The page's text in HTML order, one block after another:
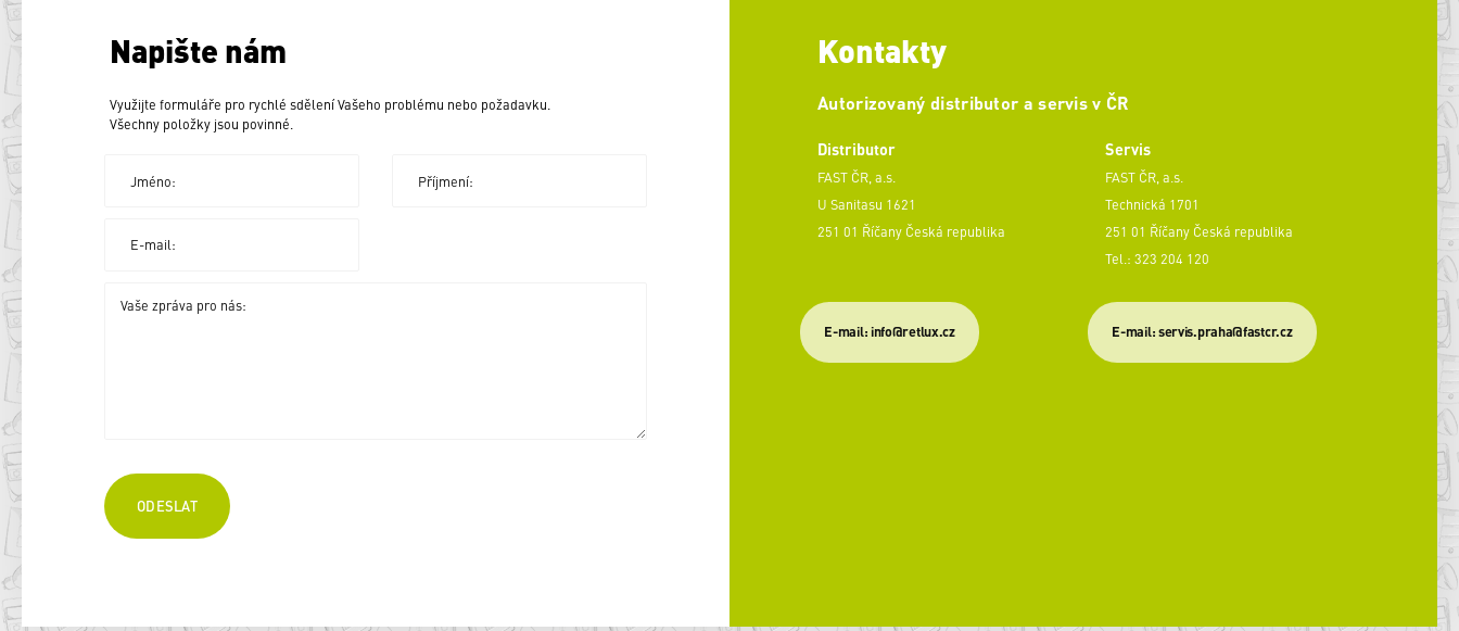
Napište nám
Využijte formuláře pro rychlé sdělení Vašeho problému nebo požadavku.
Všechny položky jsou povinné.
Kontakty
Autorizovaný distributor a servis v ČR
Distributor
FAST ČR, a.s.
U Sanitasu 1621
251 01 Říčany Česká republika
E-mail: info@retlux.cz
Servis
FAST ČR, a.s.
Technická 1701
251 01 Říčany Česká republika
Tel.: 323 204 120
​E-mail: servis.praha@fastcr.cz